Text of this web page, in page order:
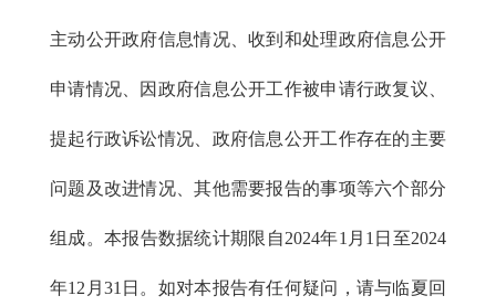
主动公开政府信息情况、收到和处理政府信息公开
申请情况、因政府信息公开工作被申请行政复议、
提起行政诉讼情况、政府信息公开工作存在的主要
问题及改进情况、其他需要报告的事项等六个部分
组成。本报告数据统计期限自2024年1月1日至2024
年12月31日。如对本报告有任何疑问，请与临夏回